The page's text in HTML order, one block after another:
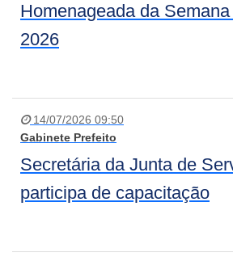
Homenageada da
2026
14/07/2026 09:50
Gabinete Prefeito
Secretária da Junta de
participa de capacitação